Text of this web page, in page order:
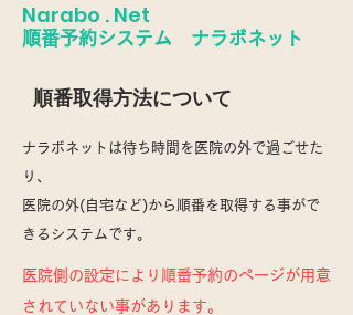
Narabo . Net
順番予約システム ナラボネット
順番取得方法について
ナラボネットは待ち時間を医院の外で過ごせた
り、
医院の外(自宅など)から順番を取得する事がで
きるシステムです。
​医院側の設定により順番予約のページが用意
されていない事があります。